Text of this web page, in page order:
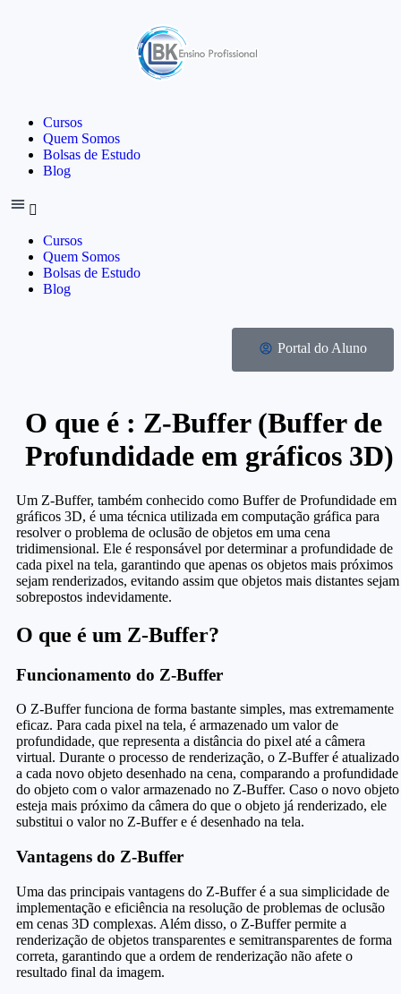
Cursos
Quem Somos
Bolsas de Estudo
Blog
Cursos
Quem Somos
Bolsas de Estudo
Blog
Portal do Aluno
O que é : Z-Buffer (Buffer de
Profundidade em gráficos 3D)
Um Z-Buffer, também conhecido como Buffer de Profundidade em
gráficos 3D, é uma técnica utilizada em computação gráfica para
resolver o problema de oclusão de objetos em uma cena
tridimensional. Ele é responsável por determinar a profundidade de
cada pixel na tela, garantindo que apenas os objetos mais próximos
sejam renderizados, evitando assim que objetos mais distantes sejam
sobrepostos indevidamente.
O que é um Z-Buffer?
Funcionamento do Z-Buffer
O Z-Buffer funciona de forma bastante simples, mas extremamente
eficaz. Para cada pixel na tela, é armazenado um valor de
profundidade, que representa a distância do pixel até a câmera
virtual. Durante o processo de renderização, o Z-Buffer é atualizado
a cada novo objeto desenhado na cena, comparando a profundidade
do objeto com o valor armazenado no Z-Buffer. Caso o novo objeto
esteja mais próximo da câmera do que o objeto já renderizado, ele
substitui o valor no Z-Buffer e é desenhado na tela.
Vantagens do Z-Buffer
Uma das principais vantagens do Z-Buffer é a sua simplicidade de
implementação e eficiência na resolução de problemas de oclusão
em cenas 3D complexas. Além disso, o Z-Buffer permite a
renderização de objetos transparentes e semitransparentes de forma
correta, garantindo que a ordem de renderização não afete o
resultado final da imagem.